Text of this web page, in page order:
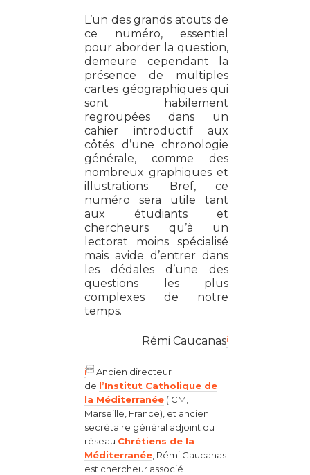
L’un des grands atouts de
ce numéro, essentiel
pour aborder la question,
demeure cependant la
présence de multiples
cartes géographiques qui
sont habilement
regroupées dans un
cahier introductif aux
côtés d’une chronologie
générale, comme des
nombreux graphiques et
illustrations. Bref, ce
numéro sera utile tant
aux étudiants et
chercheurs qu’à un
lectorat moins spécialisé
mais avide d’entrer dans
les dédales d’une des
questions les plus
complexes de notre
temps.
Rémi Caucanasi
i Ancien directeur
de l’Institut Catholique de
la Méditerranée (ICM,
Marseille, France), et ancien
secrétaire général adjoint du
réseau Chrétiens de la
Méditerranée , Rémi Caucanas
est chercheur associé